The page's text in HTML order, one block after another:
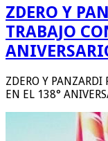
ZDERO Y
TRABAJO
ZDERO Y PANZARDI
EN EL 138°